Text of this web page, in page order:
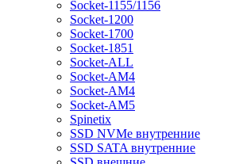
Socket-1155/1156
Socket-1200
Socket-1700
Socket-1851
Socket-ALL
Socket-AM4
Socket-AM4
Socket-AM5
Spinetix
SSD NVMe внутренние
SSD SATA внутренние